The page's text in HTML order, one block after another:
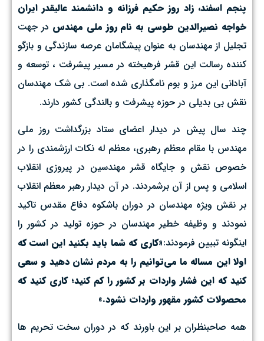
پنجم اسفند، زاد روز حکیم فرزانه و دانشمند عالیقدر ایران
خواجه نصیرالدین طوسی به نام روز ملی مهندس در جهت
تجلیل از مهندسان به عنوان پیشگامان عرصه سازندگی و بازگو
کننده رسالت این قشر فرهیخته در مسیر پیشرفت ، توسعه و
آبادانی این مرز و بوم نامگذاری شده است. بی شک مهندسان
نقش بی بدیلی در حوزه پیشرفت و بالندگی کشور دارند.
چند سال پیش در دیدار اعضای ستاد بزرگداشت روز ملی
مهندس با مقام معظم رهبری، معظم له نکات ارزشمندی را در
خصوص نقش و جایگاه قشر مهندسین در پیروزی انقلاب
اسلامی و پس از آن برشمردند. در آن دیدار رهبر معظم انقلاب
بر نقش ویژه مهندسان در دوران باشکوه دفاع مقدس تاکید
نمودند و وظیفه خطیر مهندسان در حوزه تولید در کشور را
اینگونه تبیین فرمودند:«کاری که شما باید بکنید این است که
اولا این مساله ما می‌توانیم را به مردم نشان دهید و سعی
کنید که این فشار واردات بر کشور را کم کنید؛ کاری کنید که
محصولات کشور مقهور واردات نشود.»
همه صاحبنظران بر این باورند که در دوران سخت تحریم ها